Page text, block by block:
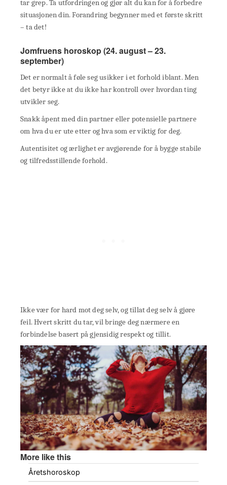
tar grep. Ta utfordringen og gjør alt du kan for å forbedre
situasjonen din. Forandring begynner med et første skritt
– ta det!
Jomfruens horoskop (24. august – 23.
september)
Det er normalt å føle seg usikker i et forhold iblant. Men
det betyr ikke at du ikke har kontroll over hvordan ting
utvikler seg.
Snakk åpent med din partner eller potensielle partnere
om hva du er ute etter og hva som er viktig for deg.
Autentisitet og ærlighet er avgjørende for å bygge stabile
og tilfredsstillende forhold.
Ikke vær for hard mot deg selv, og tillat deg selv å gjøre
feil. Hvert skritt du tar, vil bringe deg nærmere en
forbindelse basert på gjensidig respekt og tillit.
More like this
Åretshoroskop